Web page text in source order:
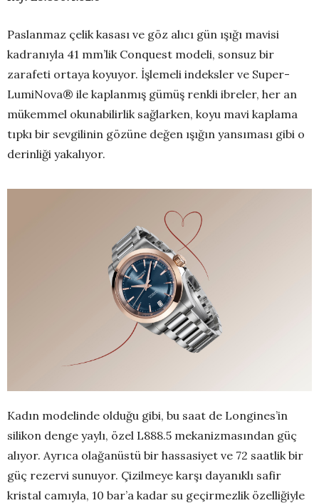
Paslanmaz çelik kasası ve göz alıcı gün ışığı mavisi
kadranıyla 41 mm’lik Conquest modeli, sonsuz bir
zarafeti ortaya koyuyor. İşlemeli indeksler ve Super-
LumiNova® ile kaplanmış gümüş renkli ibreler, her an
mükemmel okunabilirlik sağlarken, koyu mavi kaplama
tıpkı bir sevgilinin gözüne değen ışığın yansıması gibi o
derinliği yakalıyor.
Kadın modelinde olduğu gibi, bu saat de Longines’in
silikon denge yaylı, özel L888.5 mekanizmasından güç
alıyor. Ayrıca olağanüstü bir hassasiyet ve 72 saatlik bir
güç rezervi sunuyor. Çizilmeye karşı dayanıklı safir
kristal camıyla, 10 bar’a kadar su geçirmezlik özelliğiyle